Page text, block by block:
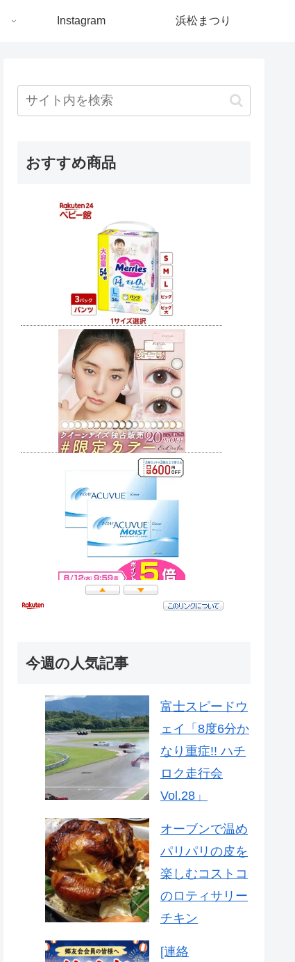
Instagram 浜松まつり
おすすめ商品
今週の人気記事
富士スピードウ
ェイ「8度6分か
なり重症!! ハチ
ロク走行会
Vol.28」
オーブンで温め
パリパリの皮を
楽しむコストコ
のロティサリー
チキン
[連絡